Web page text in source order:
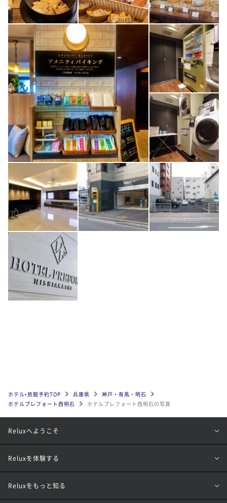
ホテル•旅館予約TOP 兵庫県
神戸・有馬・明石
ホテルプレフォート西明石
ホテルプレフォート西明石の写真
Reluxへようこそ
Reluxを体験する
Reluxをもっと知る